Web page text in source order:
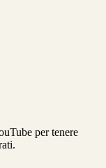
per tenere